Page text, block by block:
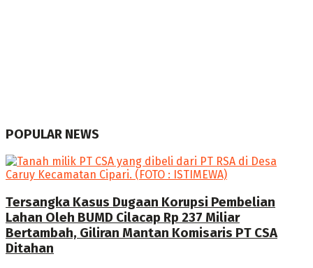
POPULAR NEWS
Tersangka Kasus Dugaan Korupsi Pembelian
Lahan Oleh BUMD Cilacap Rp 237 Miliar
Bertambah, Giliran Mantan Komisaris PT CSA
Ditahan